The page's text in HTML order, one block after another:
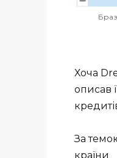
Хоча
описав
За
країни